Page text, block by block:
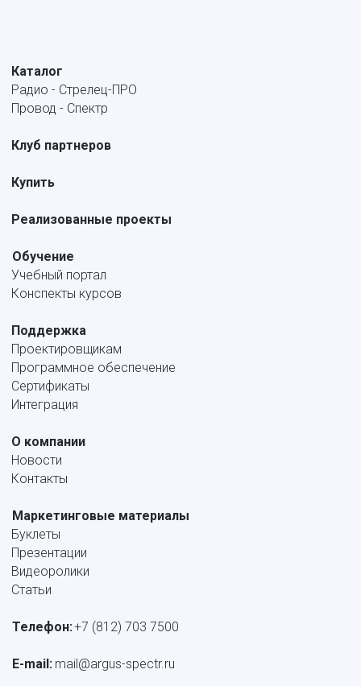
Каталог
Радио - Стрелец-ПРО
Провод - Спектр
Клуб партнеров
Купить
Реализованные проекты
Обучение
Учебный портал
Конспекты курсов
Поддержка
Проектировщикам
Программное обеспечение
Сертификаты
Интеграция
О компании
Новости
Контакты
Маркетинговые материалы
Буклеты
Презентации
Видеоролики
Статьи
Телефон:+7 (812) 703 7500
E-mail: mail@argus-spectr.ru